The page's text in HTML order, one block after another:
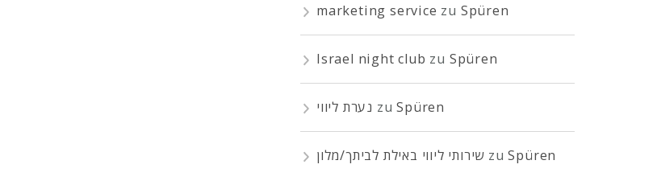
marketing service zu Spüren
Israel night club zu Spüren
נערת ליווי zuSpüren
שירותי ליווי באילת לביתך/מלון zuSpüren